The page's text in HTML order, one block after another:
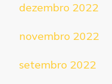
dezembro 2022
novembro 2022
setembro 2022